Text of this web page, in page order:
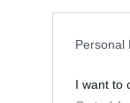
Personal
I want to